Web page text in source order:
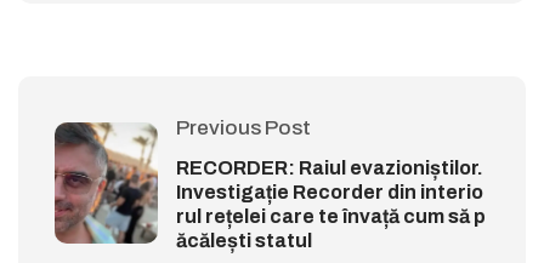
Previous Post
RECORDER: Raiul evazioniștilor.
Investigație Recorder din interio
rul rețelei care te învață cum să p
ăcălești statul